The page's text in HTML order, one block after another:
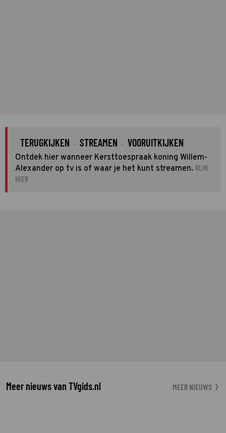
TERUGKIJKEN · STREAMEN · VOORUITKIJKEN
Ontdek hier wanneer Kersttoespraak koning Willem-
Alexander op tv is of waar je het kunt streamen. KLIK
HIER
Meer nieuws van TVgids.nl MEER NIEUWS